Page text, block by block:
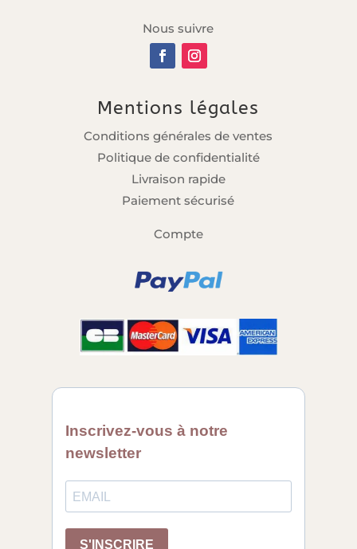
Nous suivre
Mentions légales
Conditions générales de ventes
Politique de confidentialité
Livraison rapide
Paiement sécurisé
Compte